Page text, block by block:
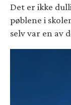
Det er ikke
pøblene i
selv var en av